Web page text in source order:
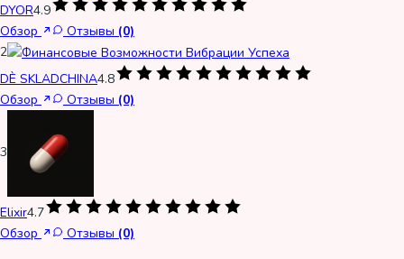
DYOR4.9
Обзор
Отзывы (0)
2
DÈ SKLADCHINA4.8
Обзор
Отзывы (0)
3
Elixir4.7
Обзор
Отзывы (0)